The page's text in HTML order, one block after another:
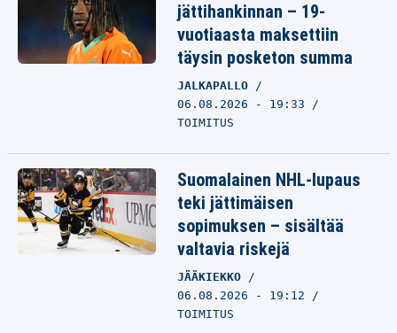
jättihankinnan – 19-
vuotiaasta maksettiin
täysin posketon summa
JALKAPALLO
06.08.2026 - 19:33
TOIMITUS
Suomalainen NHL-lupaus
teki jättimäisen
sopimuksen – sisältää
valtavia riskejä
JÄÄKIEKKO
06.08.2026 - 19:12
TOIMITUS